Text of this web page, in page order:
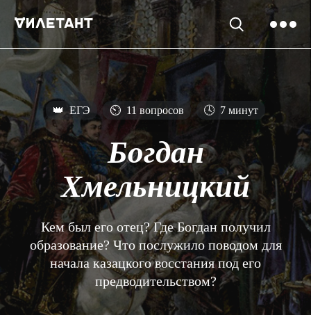
👑 ЕГЭ ⏲ 11 вопросов 🕓 7 минут
Богдан
Хмельницкий
Кем был его отец? Где Богдан получил
образование? Что послужило поводом для
начала казацкого восстания под его
предводительством?